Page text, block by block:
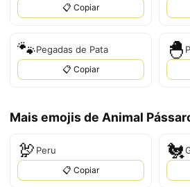
📋 Copiar
🐾Pegadas de Pata
📋 Copiar
🐣
Mais emojis de Animal
🦃 Peru
📋 Copiar
🐔